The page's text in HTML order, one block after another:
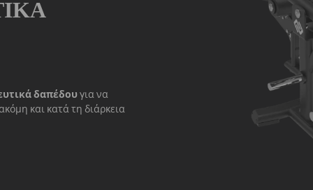
δαπέδουγια να
και κατά τη διάρκεια